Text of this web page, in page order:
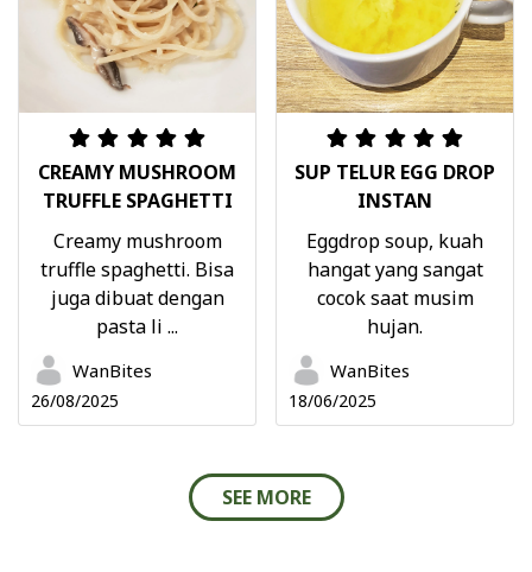
CREAMY MUSHROOM
TRUFFLE SPAGHETTI
Creamy mushroom
truffle spaghetti. Bisa
juga dibuat dengan
pasta li ...
WanBites
26/08/2025
SUP TELUR EGG DROP
INSTAN
Eggdrop soup, kuah
hangat yang sangat
cocok saat musim
hujan.
WanBites
18/06/2025
SEE MORE